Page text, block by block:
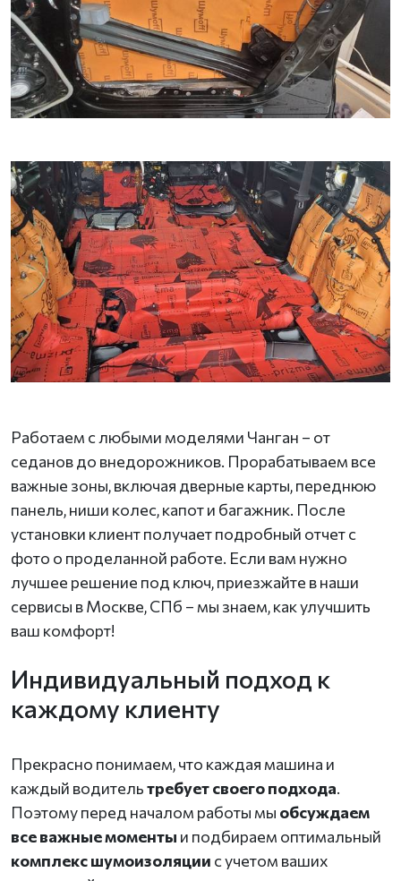
Работаем с любыми моделями Чанган – от
седанов до внедорожников. Прорабатываем все
важные зоны, включая дверные карты, переднюю
панель, ниши колес, капот и багажник. После
установки клиент получает подробный отчет с
фото о проделанной работе. Если вам нужно
лучшее решение под ключ, приезжайте в наши
сервисы в Москве, СПб – мы знаем, как улучшить
ваш комфорт!
Индивидуальный подход к
каждому клиенту
Прекрасно понимаем, что каждая машина и
каждый водительтребует своего подхода.
Поэтому перед началом работы мы обсуждаем
все важные моменты и подбираем оптимальный
комплекс шумоизоляции с учетом ваших